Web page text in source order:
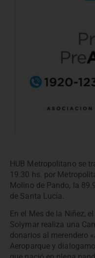
HUB Metropolitano se
19.30 hs. por
Molino de Pando, la
de Santa Lucía.
En el Mes de la Niñez,
Solymar realiza una
donarlos al merendero
Aeroparque y